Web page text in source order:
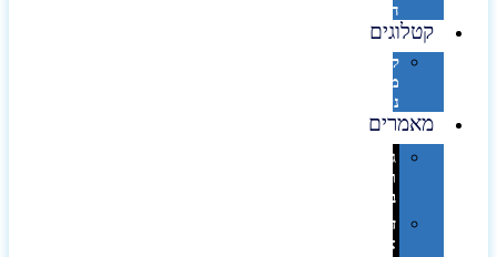
היקפי
קטלוגים
קטלוג
מוצרי
נייר
מאמרים
גימורים
והשבחות
בדפוס
דפוס
אופסט